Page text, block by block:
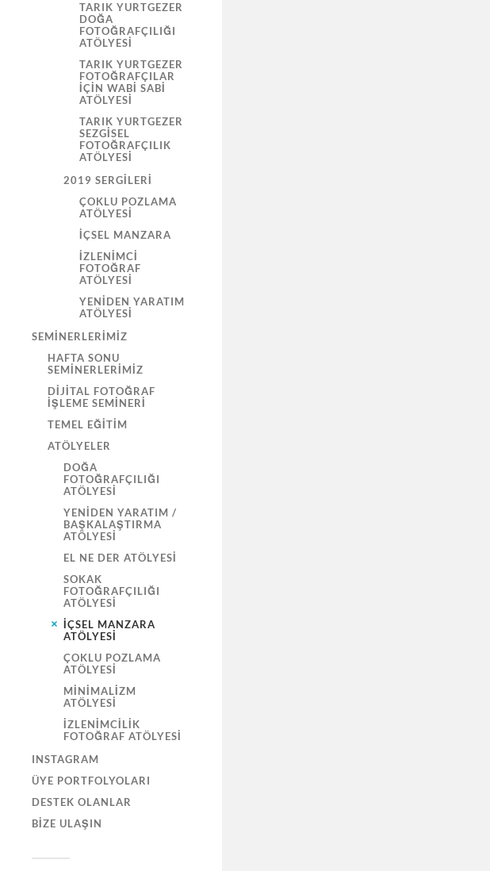
TARIK YURTGEZER
DOĞA
FOTOĞRAFÇILIĞI
ATÖLYESI
TARIK YURTGEZER
FOTOĞRAFÇILAR
İÇIN WABI SABI
ATÖLYESI
TARIK YURTGEZER
SEZGISEL
FOTOĞRAFÇILIK
ATÖLYESI
2019 SERGILERI
ÇOKLU POZLAMA
ATÖLYESİ
İÇSEL MANZARA
İZLENIMCI
FOTOĞRAF
ATÖLYESI
YENIDEN YARATIM
ATÖLYESI
SEMINERLERIMIZ
HAFTA SONU
SEMINERLERIMIZ
DIJITAL FOTOĞRAF
İŞLEME SEMINERI
TEMEL EĞITIM
ATÖLYELER
DOĞA
FOTOĞRAFÇILIĞI
ATÖLYESI
YENIDEN YARATIM /
BAŞKALAŞTIRMA
ATÖLYESI
EL NE DER ATÖLYESI
SOKAK
FOTOĞRAFÇILIĞI
ATÖLYESI
İÇSEL MANZARA
ATÖLYESI
ÇOKLU POZLAMA
ATÖLYESI
MINIMALIZM
ATÖLYESI
İZLENIMCILIK
FOTOĞRAF ATÖLYESI
INSTAGRAM
ÜYE PORTFOLYOLARI
DESTEK OLANLAR
BIZE ULAŞIN